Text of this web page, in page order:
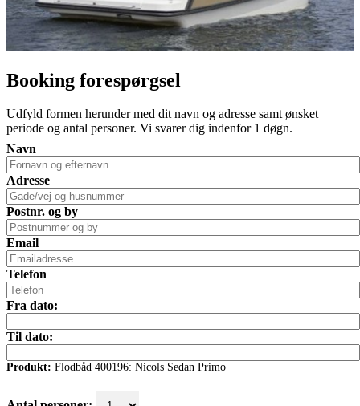
Booking forespørgsel
Udfyld formen herunder med dit navn og adresse samt ønsket
periode og antal personer. Vi svarer dig indenfor 1 døgn.
Navn
Adresse
Postnr. og by
Email
Telefon
Fra dato:
Til dato:
Produkt: Flodbåd 400196: Nicols Sedan Primo